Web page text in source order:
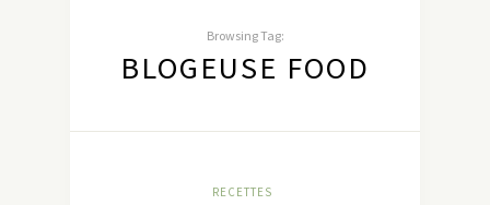
Browsing Tag:
BLOGEUSE FOOD
RECETTES